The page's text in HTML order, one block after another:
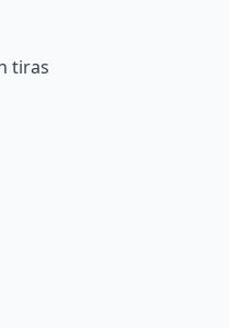
tiras